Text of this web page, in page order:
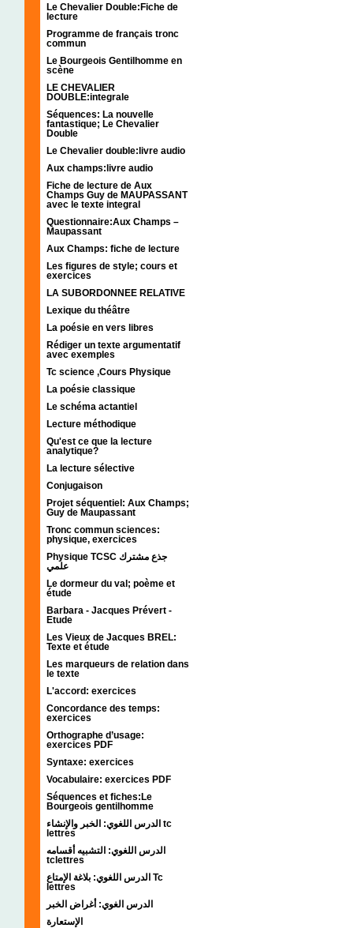
Le Chevalier Double:Fiche de
lecture
Programme de français tronc
commun
Le Bourgeois Gentilhomme en
scène
LE CHEVALIER
DOUBLE:integrale
Séquences: La nouvelle
fantastique; Le Chevalier
Double
Le Chevalier double:livre audio
Aux champs:livre audio
Fiche de lecture de Aux
Champs Guy de MAUPASSANT
avec le texte integral
Questionnaire:Aux Champs –
Maupassant
Aux Champs: fiche de lecture
Les figures de style; cours et
exercices
LA SUBORDONNEE RELATIVE
Lexique du théâtre
La poésie en vers libres
Rédiger un texte argumentatif
avec exemples
Tc science ,Cours Physique
La poésie classique
Le schéma actantiel
Lecture méthodique
Qu'est ce que la lecture
analytique?
La lecture sélective
Conjugaison
Projet séquentiel: Aux Champs;
Guy de Maupassant
Tronc commun sciences:
physique, exercices
Physique TCSC جذع مشترك
علمي
Le dormeur du val; poème et
étude
Barbara - Jacques Prévert -
Etude
Les Vieux de Jacques BREL:
Texte et étude
Les marqueurs de relation dans
le texte
L'accord: exercices
Concordance des temps:
exercices
Orthographe d’usage:
exercices PDF
Syntaxe: exercices
Vocabulaire: exercices PDF
Séquences et fiches:Le
Bourgeois gentilhomme
الدرس اللغوي: الخبر والإنشاء tc
lettres
الدرس اللغوي: التشبيه أقسامه
tclettres
الدرس اللغوي: بلاغة الإمتاع Tc
lettres
الدرس الغوي: أغراض الخبر
الإستعارة